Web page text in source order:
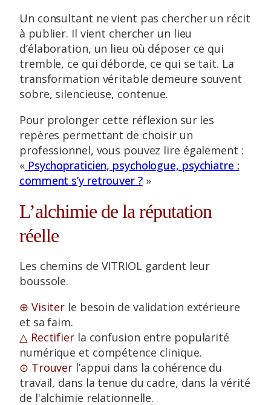
Un consultant ne vient pas chercher un récit
à publier. Il vient chercher un lieu
d’élaboration, un lieu où déposer ce qui
tremble, ce qui déborde, ce qui se tait. La
transformation véritable demeure souvent
sobre, silencieuse, contenue.
Pour prolonger cette réflexion sur les
repères permettant de choisir un
professionnel, vous pouvez lire également :
«Psychopraticien, psychologue, psychiatre :
comment s’y retrouver ?»
L’alchimie de la réputation
réelle
Les chemins de VITRIOL gardent leur
boussole.
⊕ Visiter le besoin de validation extérieure
et sa faim.
△ Rectifierla confusion entre popularité
numérique et compétence clinique.
⊙ Trouver l’appui dans la cohérence du
travail, dans la tenue du cadre, dans la vérité
de l'alchimie relationnelle.